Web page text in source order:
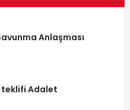
Anlaşması
teklifi Adalet